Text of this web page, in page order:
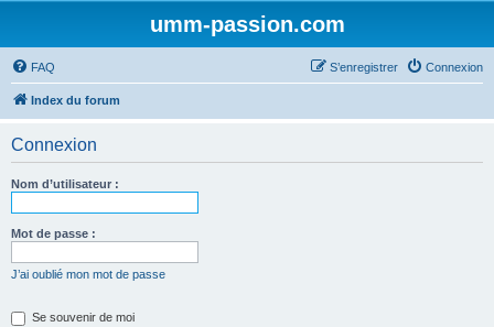
umm-passion.com
FAQ Connexion
S’enregistrer
Index du forum
Connexion
Nom d’utilisateur :
Mot de passe :
J’ai oublié mon mot de passe
Se souvenir de moi